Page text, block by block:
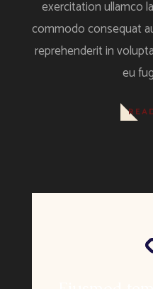
exercitation ullamco
commodo consequat
reprehenderit in
eu